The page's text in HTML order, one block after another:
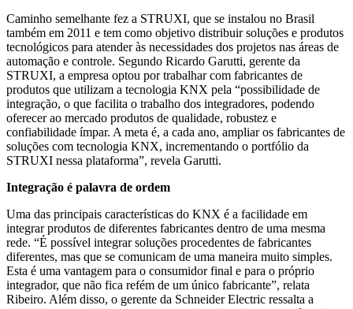
Caminho semelhante fez a STRUXI, que se instalou no Brasil
também em 2011 e tem como objetivo distribuir soluções e produtos
tecnológicos para atender às necessidades dos projetos nas áreas de
automação e controle. Segundo Ricardo Garutti, gerente da
STRUXI, a empresa optou por trabalhar com fabricantes de
produtos que utilizam a tecnologia KNX pela “possibilidade de
integração, o que facilita o trabalho dos integradores, podendo
oferecer ao mercado produtos de qualidade, robustez e
confiabilidade ímpar. A meta é, a cada ano, ampliar os fabricantes de
soluções com tecnologia KNX, incrementando o portfólio da
STRUXI nessa plataforma”, revela Garutti.
Integração é palavra de ordem
Uma das principais características do KNX é a facilidade em
integrar produtos de diferentes fabricantes dentro de uma mesma
rede. “É possível integrar soluções procedentes de fabricantes
diferentes, mas que se comunicam de uma maneira muito simples.
Esta é uma vantagem para o consumidor final e para o próprio
integrador, que não fica refém de um único fabricante”, relata
Ribeiro. Além disso, o gerente da Schneider Electric ressalta a